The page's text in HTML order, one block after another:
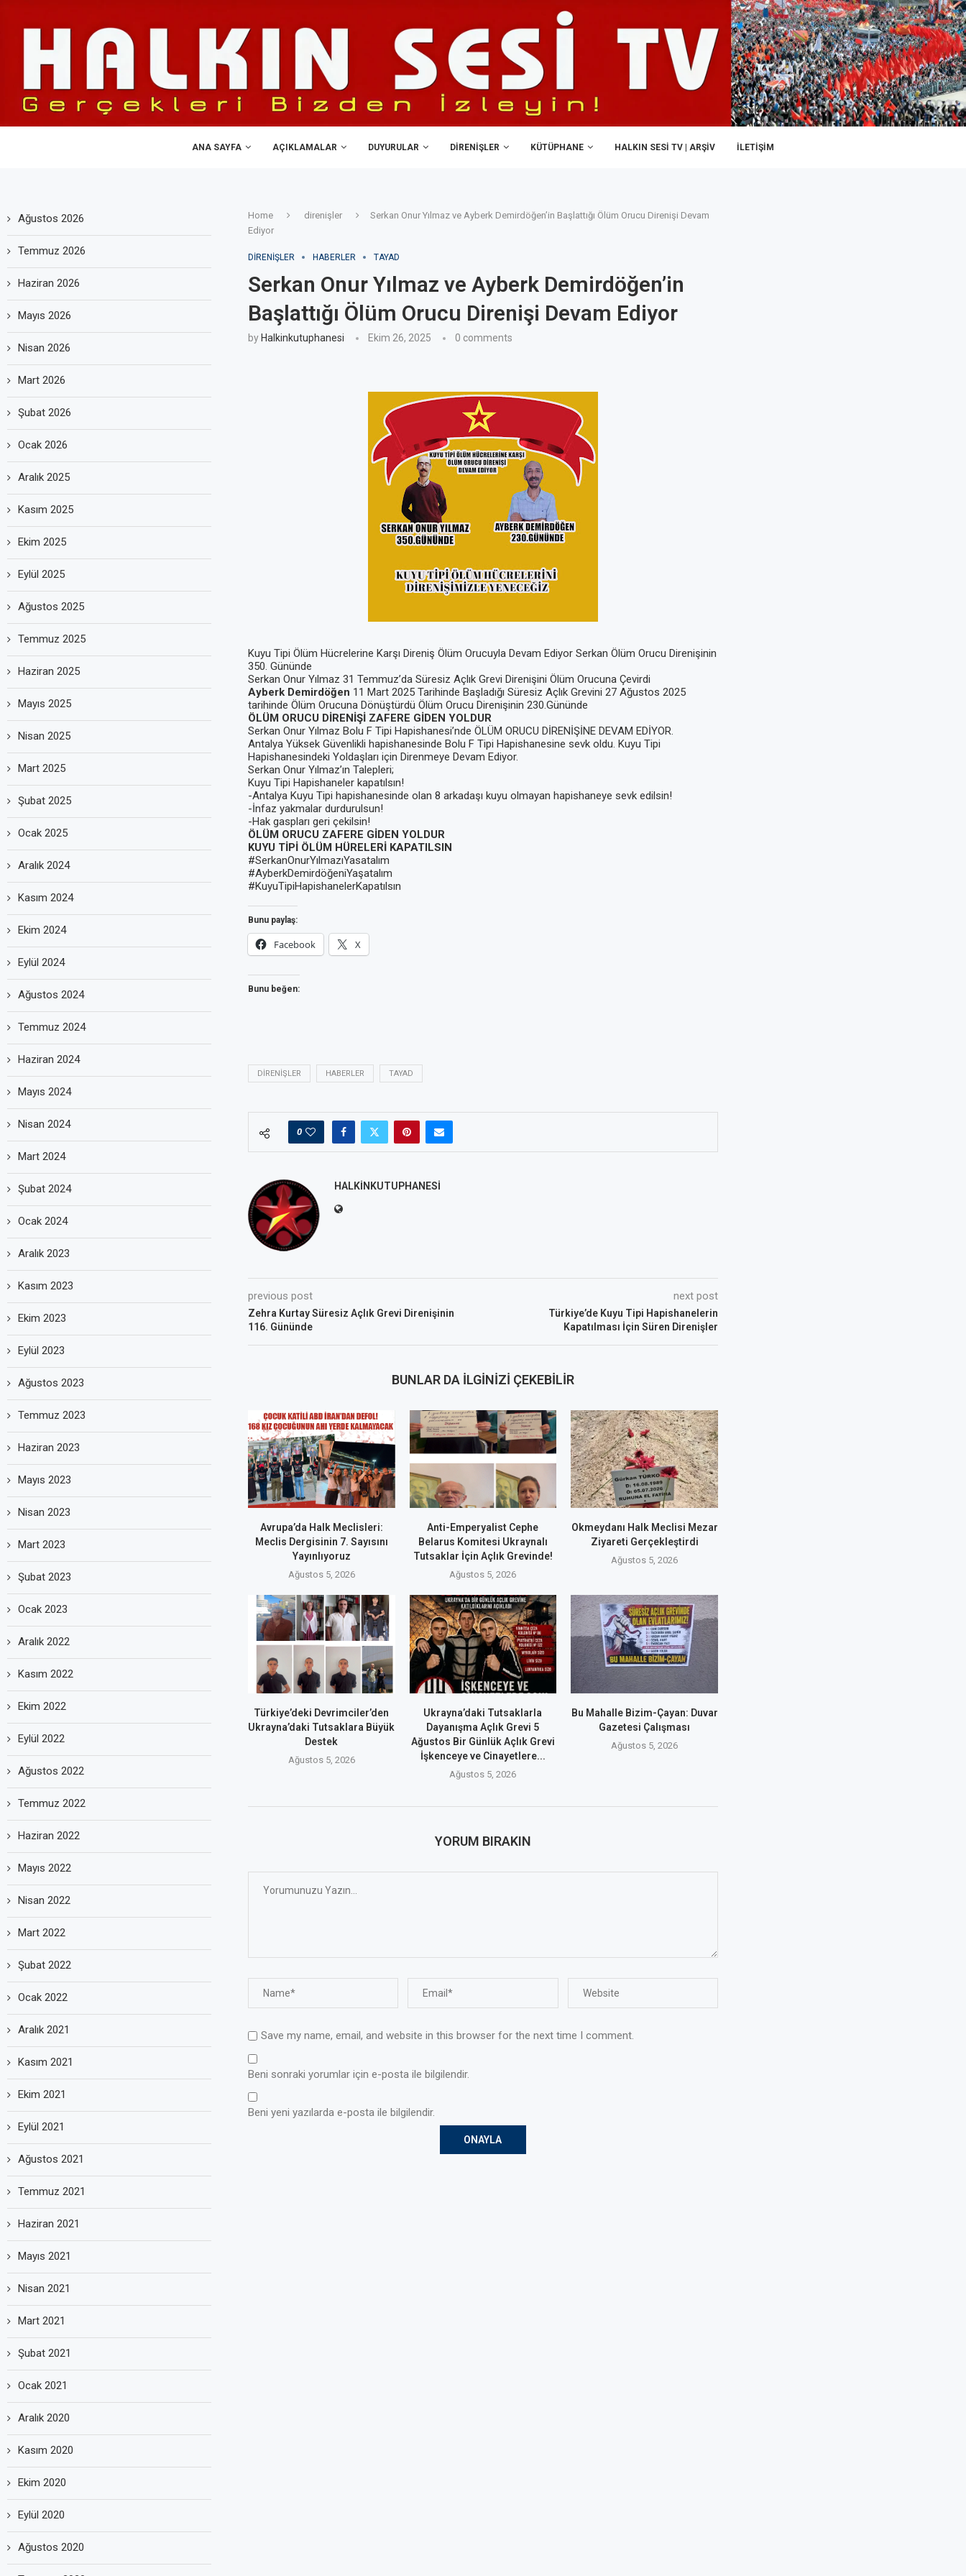
ANA SAYFA AÇIKLAMALAR DUYURULAR DIRENIŞLER KÜTÜPHANE HALKIN SESI TV | ARŞİV İLETIŞIM
Home direnişler
Serkan Onur Yılmaz ve Ayberk Demirdöğen’in Başlattığı Ölüm Orucu Direnişi Devam
Ediyor
DIRENIŞLER HABERLER TAYAD
Serkan Onur Yılmaz ve Ayberk Demirdöğen’in
Başlattığı Ölüm Orucu Direnişi Devam Ediyor
byHalkinkutuphanesi Ekim 26, 2025 0 comments
Kuyu Tipi Ölüm Hücrelerine Karşı Direniş Ölüm Orucuyla Devam Ediyor Serkan Ölüm Orucu Direnişinin
350. Gününde
Serkan Onur Yılmaz 31 Temmuz’da Süresiz Açlık Grevi Direnişini Ölüm Orucuna Çevirdi
Ayberk Demirdöğen 11 Mart 2025 Tarihinde Başladığı Süresiz Açlık Grevini 27 Ağustos 2025
tarihinde Ölüm Orucuna Dönüştürdü Ölüm Orucu Direnişinin 230.Gününde
ÖLÜM ORUCU DİRENİŞİ ZAFERE GİDEN YOLDUR
Serkan Onur Yılmaz Bolu F Tipi Hapishanesi’nde ÖLÜM ORUCU DİRENİŞİNE DEVAM EDİYOR.
Antalya Yüksek Güvenlikli hapishanesinde Bolu F Tipi Hapishanesine sevk oldu. Kuyu Tipi
Hapishanesindeki Yoldaşları için Direnmeye Devam Ediyor.
Serkan Onur Yılmaz’ın Talepleri;
Kuyu Tipi Hapishaneler kapatılsın!
-Antalya Kuyu Tipi hapishanesinde olan 8 arkadaşı kuyu olmayan hapishaneye sevk edilsin!
-İnfaz yakmalar durdurulsun!
-Hak gaspları geri çekilsin!
ÖLÜM ORUCU ZAFERE GİDEN YOLDUR
KUYU TİPİ ÖLÜM HÜRELERİ KAPATILSIN
#SerkanOnurYılmazıYasatalım
#AyberkDemirdöğeniYaşatalım
#KuyuTipiHapishanelerKapatılsın
Bunu paylaş:
Facebook X
Bunu beğen:
DIRENIŞLER HABERLER TAYAD
0
HALKINKUTUPHANESI
previous post
Zehra Kurtay Süresiz Açlık Grevi Direnişinin
116. Gününde
next post
Türkiye’de Kuyu Tipi Hapishanelerin
Kapatılması İçin Süren Direnişler
BUNLAR DA İLGINIZI ÇEKEBILIR
Avrupa’da Halk Meclisleri:
Meclis Dergisinin 7. Sayısını
Yayınlıyoruz
Ağustos 5, 2026
Anti-Emperyalist Cephe
Belarus Komitesi Ukraynalı
Tutsaklar İçin Açlık Grevinde!
Ağustos 5, 2026
Okmeydanı Halk Meclisi Mezar
Ziyareti Gerçekleştirdi
Ağustos 5, 2026
Türkiye’deki Devrimciler’den
Ukrayna’daki Tutsaklara Büyük
Destek
Ağustos 5, 2026
Ukrayna’daki Tutsaklarla
Dayanışma Açlık Grevi 5
Ağustos Bir Günlük Açlık Grevi
İşkenceye ve Cinayetlere...
Ağustos 5, 2026
Bu Mahalle Bizim-Çayan: Duvar
Gazetesi Çalışması
Ağustos 5, 2026
YORUM BIRAKIN
Save my name, email, and website in this browser for the next time I comment.
Beni sonraki yorumlar için e-posta ile bilgilendir.
Beni yeni yazılarda e-posta ile bilgilendir.
Ağustos 2026
Temmuz 2026
Haziran 2026
Mayıs 2026
Nisan 2026
Mart 2026
Şubat 2026
Ocak 2026
Aralık 2025
Kasım 2025
Ekim 2025
Eylül 2025
Ağustos 2025
Temmuz 2025
Haziran 2025
Mayıs 2025
Nisan 2025
Mart 2025
Şubat 2025
Ocak 2025
Aralık 2024
Kasım 2024
Ekim 2024
Eylül 2024
Ağustos 2024
Temmuz 2024
Haziran 2024
Mayıs 2024
Nisan 2024
Mart 2024
Şubat 2024
Ocak 2024
Aralık 2023
Kasım 2023
Ekim 2023
Eylül 2023
Ağustos 2023
Temmuz 2023
Haziran 2023
Mayıs 2023
Nisan 2023
Mart 2023
Şubat 2023
Ocak 2023
Aralık 2022
Kasım 2022
Ekim 2022
Eylül 2022
Ağustos 2022
Temmuz 2022
Haziran 2022
Mayıs 2022
Nisan 2022
Mart 2022
Şubat 2022
Ocak 2022
Aralık 2021
Kasım 2021
Ekim 2021
Eylül 2021
Ağustos 2021
Temmuz 2021
Haziran 2021
Mayıs 2021
Nisan 2021
Mart 2021
Şubat 2021
Ocak 2021
Aralık 2020
Kasım 2020
Ekim 2020
Eylül 2020
Ağustos 2020